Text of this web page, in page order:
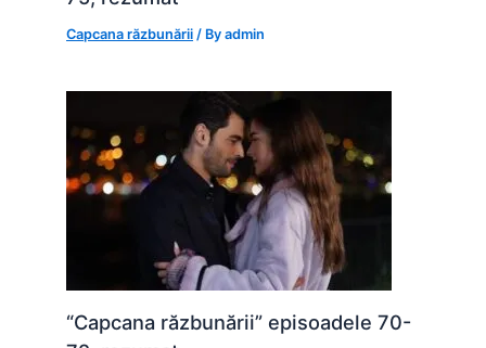
Capcana răzbunării / Byadmin
“Capcana răzbunării” episoadele 70-